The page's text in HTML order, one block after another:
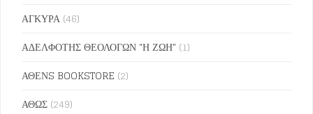
ΑΓΚΥΡΑ (46)
ΑΔΕΛΦΟΤΗΣ ΘΕΟΛΟΓΩΝ "Η ΖΩΗ" (1)
ΑΘΕΝS BOOKSTORE (2)
ΑΘΩΣ (249)